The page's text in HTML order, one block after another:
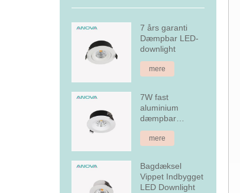
7 års garanti
Dæmpbar LED-
downlight
mere
7W fast
aluminium
dæmpbar
forsænket LED
downlight
mere
Bagdæksel
Vippet Indbygget
LED Downlight